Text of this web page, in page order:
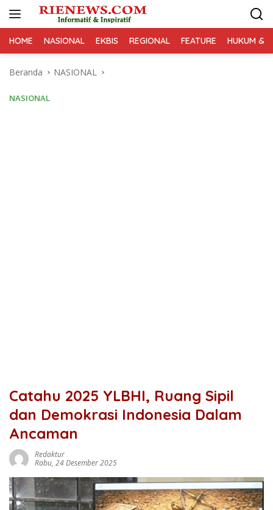
HOME NASIONAL EKBIS REGIONAL FEATURE HUKUM &
Beranda NASIONAL
NASIONAL
Catahu 2025 YLBHI, Ruang Sipil
dan Demokrasi Indonesia Dalam
Ancaman
Redaktur
Rabu, 24 Desember 2025